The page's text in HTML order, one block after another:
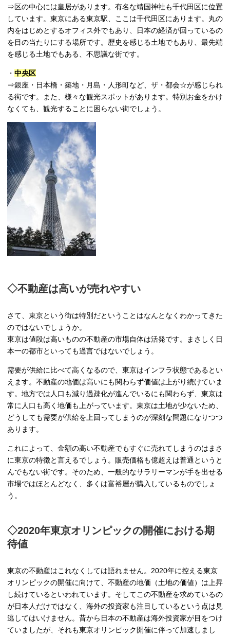
⇒区の中心には皇居があります。有名な靖国神社も千代田区に位置
しています。東京にある東京駅、ここは千代田区にあります。丸の
内をはじめとするオフィス外でもあり、日本の経済が回っているの
を目の当たりにする場所です。歴史を感じる土地でもあり、最先端
を感じる土地でもある、不思議な街です。
・ 中央区
⇒銀座・日本橋・築地・月島・人形町など、ザ・都会☆が感じられ
る街です。また、様々な観光スポットがあります。特別お金をかけ
なくても、観光することに困らない街でしょう。
◇不動産は高いが売れやすい
さて、東京という街は特別だということはなんとなくわかってきた
のではないでしょうか。
東京は値段は高いものの不動産の市場自体は活発です。まさしく日
本一の都市といっても過言ではないでしょう。
需要が供給に比べて高くなるので、東京はインフラ状態であるとい
えます。不動産の地価は高いにも関わらず価値は上がり続けていま
す。地方では人口も減り過疎化が進んでいるにも関わらず、東京は
常に人口も高く地価も上がっています。東京は土地が少ないため、
どうしても需要が供給を上回ってしまうのが深刻な問題になりつつ
あります。
これによって、金額の高い不動産でもすぐに売れてしまうのはまさ
に東京の特徴と言えるでしょう。販売価格も億超えは普通というと
んでもない街です。そのため、一般的なサラリーマンが手を出せる
市場ではほとんどなく、多くは富裕層が購入しているものでしょ
う。
◇2020年東京オリンピックの開催における期
待値
東京の不動産はこれなくしては語れません。2020年に控える東京
オリンピックの開催に向けて、不動産の地価（土地の価値）は上昇
し続けているといわれています。そしてこの不動産を求めているの
が日本人だけではなく、海外の投資家も注目しているという点は見
逃してはいけません。昔から日本の不動産は海外投資家が目をつけ
ていましたが、それも東京オリンピック開催に伴って加速しまし